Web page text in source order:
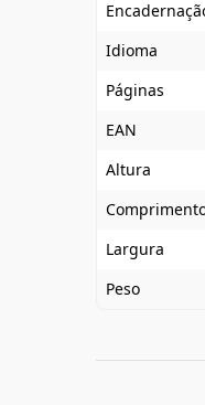
Idioma
Páginas
EAN
Altura
Largura
Peso